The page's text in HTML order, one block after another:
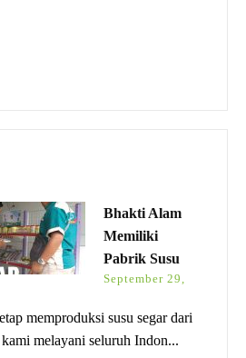
Bhakti Alam
Memiliki
Pabrik Susu
September 29,
memproduksi susu segar dari
melayani seluruh Indon...